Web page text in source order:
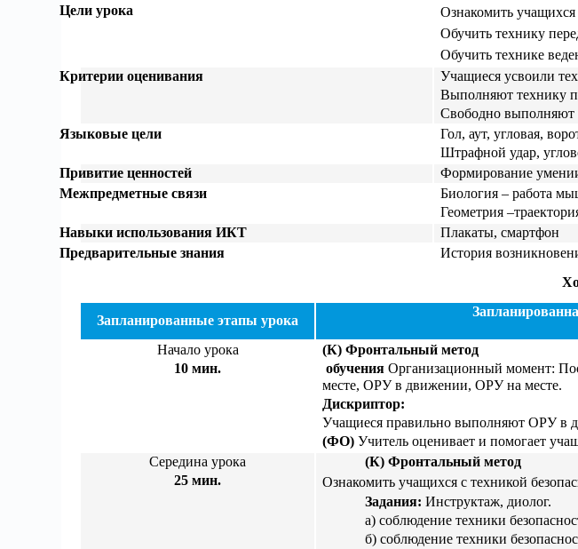
Цели урока
Ознакомить учащихся
Обучить технику
Обучить технике
Критерии оценивания
Учащиеся усвоили
Выполняют технику
Свободно выполняют
Языковые цели
Гол, аут, угловая,
Штрафной удар,
Привитие ценностей
Формирование
Межпредметные связи
Биология – работа
Геометрия
Навыки использования ИКТ
Плакаты, смартфон
Предварительные знания
История
Запланированные этапы урока
Начало урока
10 мин.
(К) Фронтальный метод
обучения Организационный момент:
месте, ОРУ в движении, ОРУ на месте.
Дискриптор:
Учащиеся правильно выполняют ОРУ в
(ФО)Учитель оценивает и помогает
Середина урока
25 мин.
(К) Фронтальный метод
Ознакомить учащихся с техникой
Задания: Инструктаж, диолог.
а) соблюдение техники
б) соблюдение техники